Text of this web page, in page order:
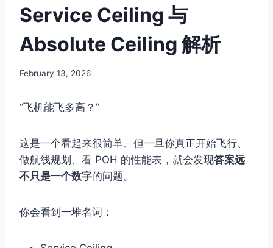
Service Ceiling 与
Absolute Ceiling 解析
By
February 13, 2026
“飞机能飞多高？”
这是一个看起来很简单、但一旦你真正开始飞行、
做航线规划、看 POH 的性能表，就会发现答案远
不只是一个数字的问题。
你会看到一堆名词：